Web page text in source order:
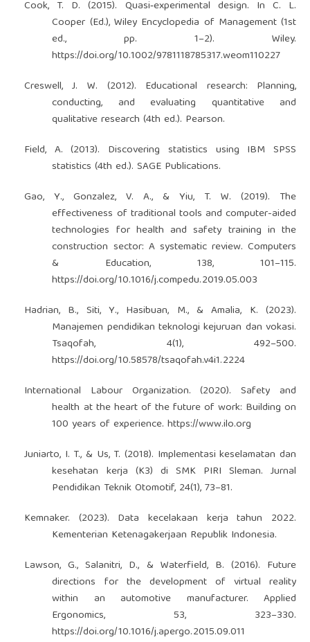
Cook, T. D. (2015). Quasi‐experimental design. In C. L.
Cooper (Ed.), Wiley Encyclopedia of Management (1st
ed., pp. 1–2). Wiley.
https://doi.org/10.1002/9781118785317.weom110227
Creswell, J. W. (2012). Educational research: Planning,
conducting, and evaluating quantitative and
qualitative research (4th ed.). Pearson.
Field, A. (2013). Discovering statistics using IBM SPSS
statistics (4th ed.). SAGE Publications.
Gao, Y., Gonzalez, V. A., & Yiu, T. W. (2019). The
effectiveness of traditional tools and computer-aided
technologies for health and safety training in the
construction sector: A systematic review. Computers
& Education, 138, 101–115.
https://doi.org/10.1016/j.compedu.2019.05.003
Hadrian, B., Siti, Y., Hasibuan, M., & Amalia, K. (2023).
Manajemen pendidikan teknologi kejuruan dan vokasi.
Tsaqofah, 4(1), 492–500.
https://doi.org/10.58578/tsaqofah.v4i1.2224
International Labour Organization. (2020). Safety and
health at the heart of the future of work: Building on
100 years of experience.https://www.ilo.org
Juniarto, I. T., & Us, T. (2018). Implementasi keselamatan dan
kesehatan kerja (K3) di SMK PIRI Sleman. Jurnal
Pendidikan Teknik Otomotif, 24(1), 73–81.
Kemnaker. (2023). Data kecelakaan kerja tahun 2022.
Kementerian Ketenagakerjaan Republik Indonesia.
Lawson, G., Salanitri, D., & Waterfield, B. (2016). Future
directions for the development of virtual reality
within an automotive manufacturer. Applied
Ergonomics, 53, 323–330.
https://doi.org/10.1016/j.apergo.2015.09.011